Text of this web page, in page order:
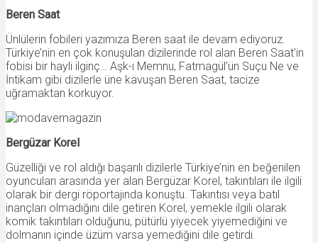
Beren Saat
Ünlülerin fobileri yazımıza Beren saat ile devam ediyoruz.
Türkiye’nin en çok konuşulan dizilerinde rol alan Beren Saat’in
fobisi bir hayli ilginç… Aşk-ı Memnu, Fatmagül’ün Suçu Ne ve
İntikam gibi dizilerle üne kavuşan Beren Saat, tacize
uğramaktan korkuyor.
Bergüzar Korel
Güzelliği ve rol aldığı başarılı dizilerle Türkiye’nin en beğenilen
oyuncuları arasında yer alan Bergüzar Korel, takıntıları ile ilgili
olarak bir dergi röportajında konuştu. Takıntısı veya batıl
inançları olmadığını dile getiren Korel, yemekle ilgili olarak
komik takıntıları olduğunu, pütürlü yiyecek yiyemediğini ve
dolmanın içinde üzüm varsa yemediğini dile getirdi.